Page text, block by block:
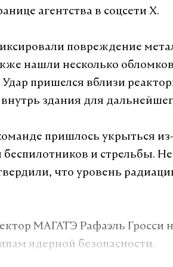
агентства в соцсети X.
повреждение
нашли несколько
Удар пришелся вблизи
внутрь здания для
пришлось укрыться из-
и стрельбы.
что уровень
МАГАТЭ Рафаэль Гросси
ядерной безопасности.